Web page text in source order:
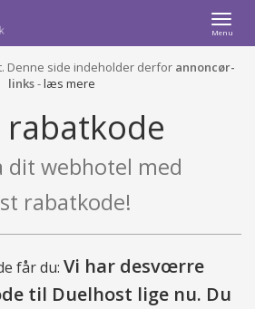
Menu
Denne side indeholder derfor annoncør-
links-læs mere
dit webhotel med
rabatkode!
får du: Vi har desvœrre
til Duelhost lige nu. Du